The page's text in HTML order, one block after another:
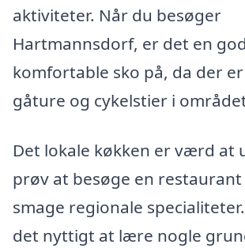
aktiviteter. Når du besøger
Hartmannsdorf, er det en
komfortable sko på, da der
gåture og cykelstier i
Det lokale køkken er værd at
prøv at besøge en
smage regionale
det nyttigt at lære nogle